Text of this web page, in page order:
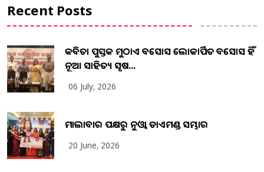
Recent Posts
କବିତା ପୁସ୍ତକ ମୁଠାଏ ଅବସୋସ ଲୋକାର୍ପିତ ଅବସୋସ ହିଁ
ନୂଆ ସାହିତ୍ୟ ସୃଷ...
06 July, 2026
ମାଲାବାର ପକ୍ଷରୁ ନୁଓ୍ବା ଡାଏମଣ୍ଡ ସମ୍ଭାର
20 June, 2026